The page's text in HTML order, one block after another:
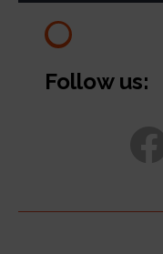
Follow us: